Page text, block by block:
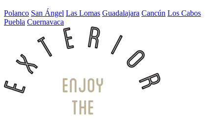
Polanco San Ángel Las Lomas Guadalajara Cancún Los Cabos
Puebla Cuernavaca